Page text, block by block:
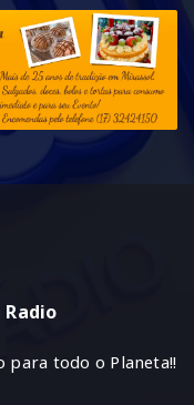
Radio
para todo o Planeta!!